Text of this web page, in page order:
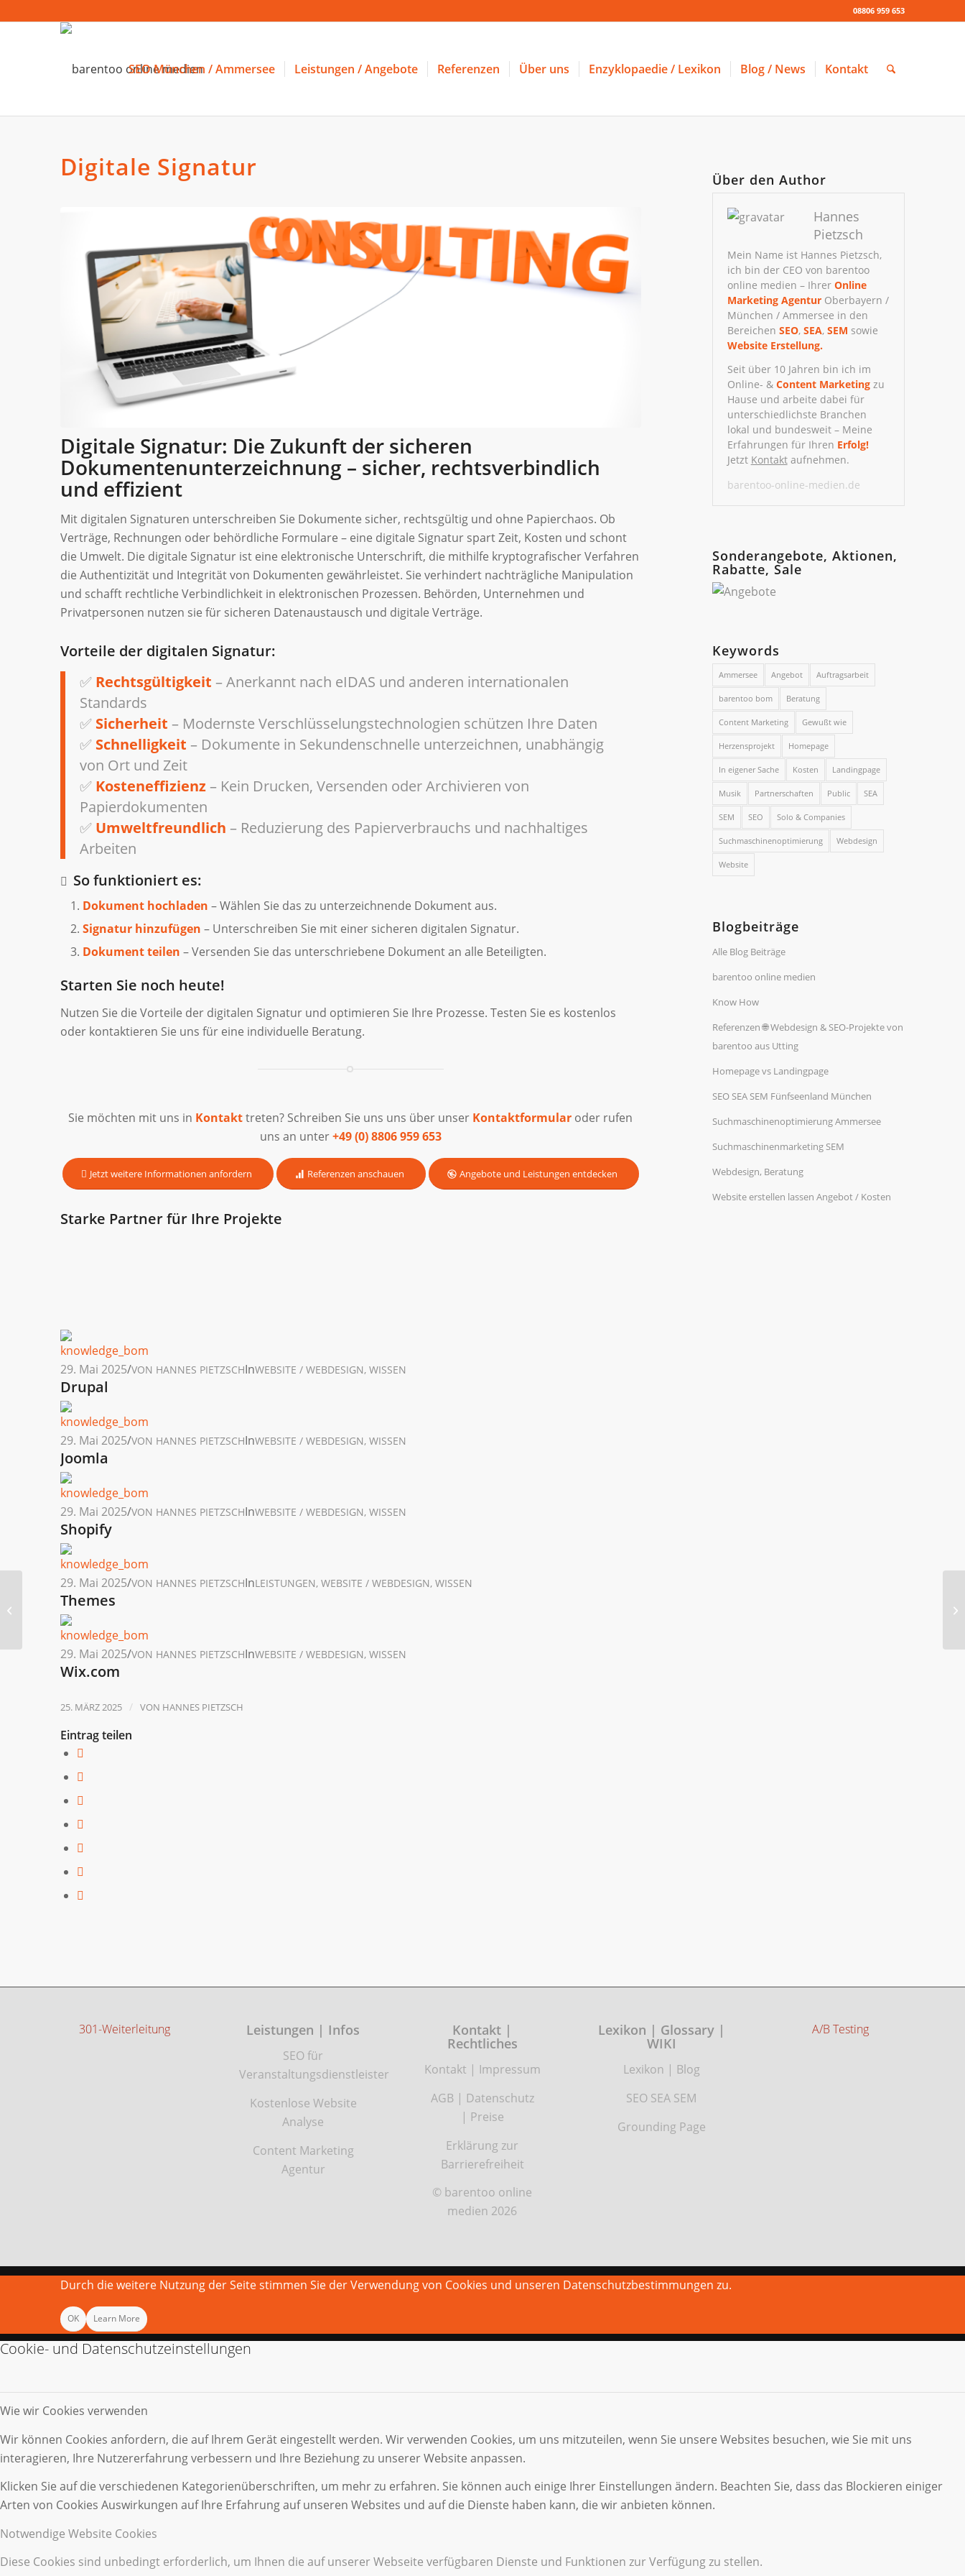
08806 959 653
SEO München / Ammersee Leistungen / Angebote Referenzen Über uns Enzyklopaedie / Lexikon Blog / News Kontakt
Digitale Signatur
Digitale Signatur: Die Zukunft der sicheren
Dokumentenunterzeichnung – sicher, rechtsverbindlich
und effizient
Mit digitalen Signaturen unterschreiben Sie Dokumente sicher, rechtsgültig und ohne Papierchaos. Ob
Verträge, Rechnungen oder behördliche Formulare – eine digitale Signatur spart Zeit, Kosten und schont
die Umwelt. Die digitale Signatur ist eine elektronische Unterschrift, die mithilfe kryptografischer Verfahren
die Authentizität und Integrität von Dokumenten gewährleistet. Sie verhindert nachträgliche Manipulation
und schafft rechtliche Verbindlichkeit in elektronischen Prozessen. Behörden, Unternehmen und
Privatpersonen nutzen sie für sicheren Datenaustausch und digitale Verträge.
Vorteile der digitalen Signatur:
✅ Rechtsgültigkeit – Anerkannt nach eIDAS und anderen internationalen
Standards
✅ Sicherheit – Modernste Verschlüsselungstechnologien schützen Ihre Daten
✅ Schnelligkeit – Dokumente in Sekundenschnelle unterzeichnen, unabhängig
von Ort und Zeit
✅ Kosteneffizienz– Kein Drucken, Versenden oder Archivieren von
Papierdokumenten
✅ Umweltfreundlich – Reduzierung des Papierverbrauchs und nachhaltiges
Arbeiten
So funktioniert es:
Dokument hochladen – Wählen Sie das zu unterzeichnende Dokument aus.
Signatur hinzufügen – Unterschreiben Sie mit einer sicheren digitalen Signatur.
Dokument teilen – Versenden Sie das unterschriebene Dokument an alle Beteiligten.
Starten Sie noch heute!
Nutzen Sie die Vorteile der digitalen Signatur und optimieren Sie Ihre Prozesse. Testen Sie es kostenlos
oder kontaktieren Sie uns für eine individuelle Beratung.
Sie möchten mit uns in Kontakttreten? Schreiben Sie uns uns über unser Kontaktformular oder rufen
uns an unter+49 (0) 8806 959 653
Jetzt weitere Informationen anfordern Referenzen anschauen Angebote und Leistungen entdecken
Starke Partner für Ihre Projekte
29. Mai 2025/VON HANNES PIETZSCHInWEBSITE / WEBDESIGN, WISSEN
Drupal
29. Mai 2025/VON HANNES PIETZSCHInWEBSITE / WEBDESIGN, WISSEN
Joomla
29. Mai 2025/VON HANNES PIETZSCHInWEBSITE / WEBDESIGN, WISSEN
Shopify
29. Mai 2025/VON HANNES PIETZSCHInLEISTUNGEN, WEBSITE / WEBDESIGN, WISSEN
Themes
29. Mai 2025/VON HANNES PIETZSCHInWEBSITE / WEBDESIGN, WISSEN
Wix.com
25. MÄRZ 2025 / VON HANNES PIETZSCH
Eintrag teilen
Über den Author
Hannes
Pietzsch
Mein Name ist Hannes Pietzsch,
ich bin der CEO von barentoo
online medien – Ihrer Online
Marketing AgenturOberbayern /
München / Ammersee in den
Bereichen SEO, SEA, SEM sowie
Website Erstellung.
Seit über 10 Jahren bin ich im
Online- & Content Marketingzu
Hause und arbeite dabei für
unterschiedlichste Branchen
lokal und bundesweit – Meine
Erfahrungen für Ihren Erfolg!
Jetzt Kontaktaufnehmen.
barentoo-online-medien.de
Sonderangebote, Aktionen,
Rabatte, Sale
Keywords
Ammersee Angebot Auftragsarbeit
barentoo bom Beratung
Content Marketing Gewußt wie
Herzensprojekt Homepage
In eigener Sache Kosten Landingpage
Musik Partnerschaften Public SEA
SEM SEO Solo & Companies
Suchmaschinenoptimierung Webdesign
Website
Blogbeiträge
Alle Blog Beiträge
barentoo online medien
Know How
Referenzen 🌐 Webdesign & SEO-Projekte von
barentoo aus Utting
Homepage vs Landingpage
SEO SEA SEM Fünfseenland München
Suchmaschinenoptimierung Ammersee
Suchmaschinenmarketing SEM
Webdesign, Beratung
Website erstellen lassen Angebot / Kosten
301-Weiterleitung Leistungen | Infos
SEO für
Veranstaltungsdienstleister
Kostenlose Website
Analyse
Content Marketing
Agentur
Kontakt |
Rechtliches
Kontakt | Impressum
AGB| Datenschutz
| Preise
Erklärung zur
Barrierefreiheit
© barentoo online
medien 2026
Lexikon | Glossary |
WIKI
Lexikon | Blog
SEO SEA SEM
Grounding Page
A/B Testing
Durch die weitere Nutzung der Seite stimmen Sie der Verwendung von Cookies und unseren Datenschutzbestimmungen zu.
OK Learn More
Cookie- und Datenschutzeinstellungen
Wie wir Cookies verwenden
Wir können Cookies anfordern, die auf Ihrem Gerät eingestellt werden. Wir verwenden Cookies, um uns mitzuteilen, wenn Sie unsere Websites besuchen, wie Sie mit uns
interagieren, Ihre Nutzererfahrung verbessern und Ihre Beziehung zu unserer Website anpassen.
Klicken Sie auf die verschiedenen Kategorienüberschriften, um mehr zu erfahren. Sie können auch einige Ihrer Einstellungen ändern. Beachten Sie, dass das Blockieren einiger
Arten von Cookies Auswirkungen auf Ihre Erfahrung auf unseren Websites und auf die Dienste haben kann, die wir anbieten können.
Notwendige Website Cookies
Diese Cookies sind unbedingt erforderlich, um Ihnen die auf unserer Webseite verfügbaren Dienste und Funktionen zur Verfügung zu stellen.